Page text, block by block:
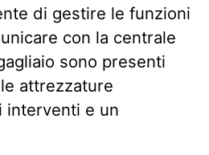
di gestire le funzioni
con la centrale
sono presenti
attrezzature
interventi e un